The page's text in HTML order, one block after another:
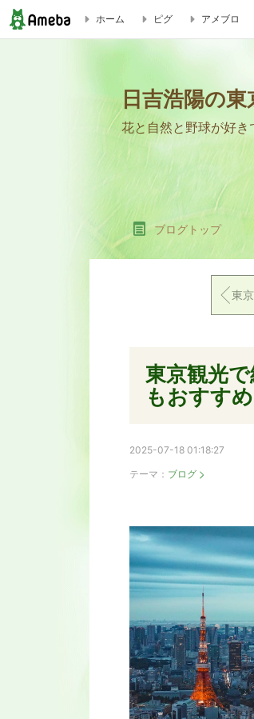
東京観光で絶対に外せない名所10選！初
ホーム ピグ アメブロ
日吉浩陽の東
花と自然と野球が好き
ブログトップ
東京のおみや
東京観光
もおすす
2025-07-18 01:18:27
テーマ： ブログ